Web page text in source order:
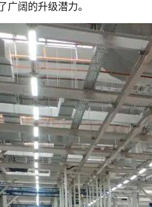
广阔的升级潜力。